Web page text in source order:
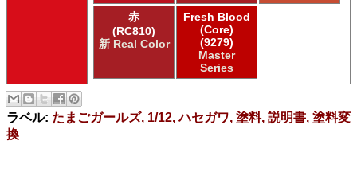
赤
(RC810)
新 Real Color
Fresh Blood
(Core)
(9279)
Master
Series
ラベル: たまごガールズ, 1/12, ハセガワ, 塗料, 説明書, 塗料変
換